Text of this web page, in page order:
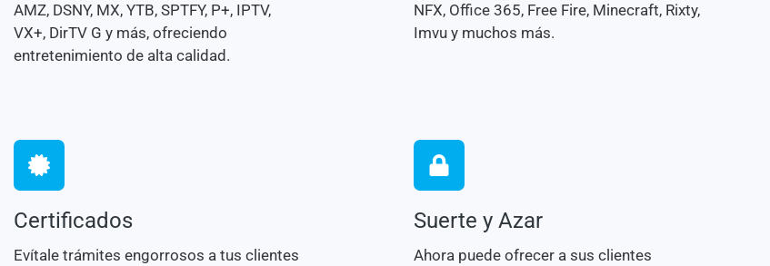
AMZ, DSNY, MX, YTB, SPTFY, P+, IPTV,
VX+, DirTV G y más, ofreciendo
entretenimiento de alta calidad.
NFX, Office 365, Free Fire, Minecraft, Rixty,
Imvu y muchos más.
Certificados
Evítale trámites engorrosos a tus clientes
Suerte y Azar
Ahora puede ofrecer a sus clientes